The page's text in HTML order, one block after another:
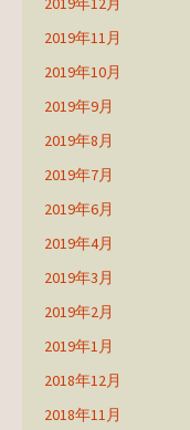
2019年11月
2019年10月
2019年9月
2019年8月
2019年7月
2019年6月
2019年4月
2019年3月
2019年2月
2019年1月
2018年12月
2018年11月